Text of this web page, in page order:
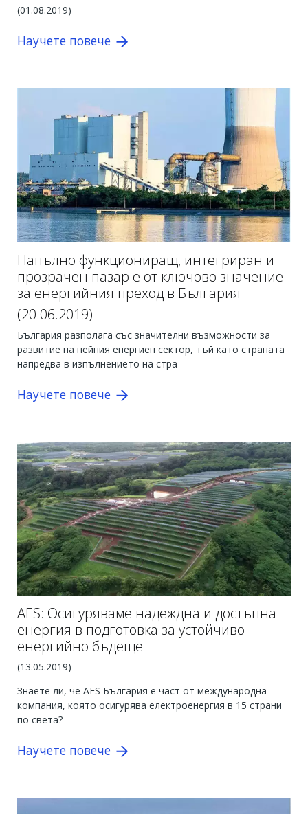
(01.08.2019)
Научете повече
Напълно функциониращ, интегриран и
прозрачен пазар е от ключово значение
за енергийния преход в България
(20.06.2019)
България разполага със значителни възможности за
развитие на нейния енергиен сектор, тъй като страната
напредва в изпълнението на стра
Научете повече
AES: Осигуряваме надеждна и достъпна
енергия в подготовка за устойчиво
енергийно бъдеще
(13.05.2019)
Знаете ли, че AES България е част от международна
компания, която осигурява електроенергия в 15 страни
по света?
Научете повече